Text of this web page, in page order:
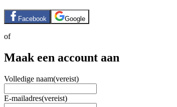
Facebook Google
of
Maak een account aan
Volledige naam(vereist)
E-mailadres(vereist)